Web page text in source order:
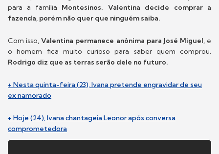
para a família Montesinos. Valentina decide comprar a
fazenda, porém não quer que ninguém saiba.
Com isso,Valentina permanece anônima para José Miguel, e
o homem fica muito curioso para saber quem comprou.
Rodrigo diz que as terras serão dele no futuro.
+ Nesta quinta-feira (23), Ivana pretende engravidar de seu
ex namorado
+ Hoje (24), Ivana chantageia Leonor após conversa
comprometedora